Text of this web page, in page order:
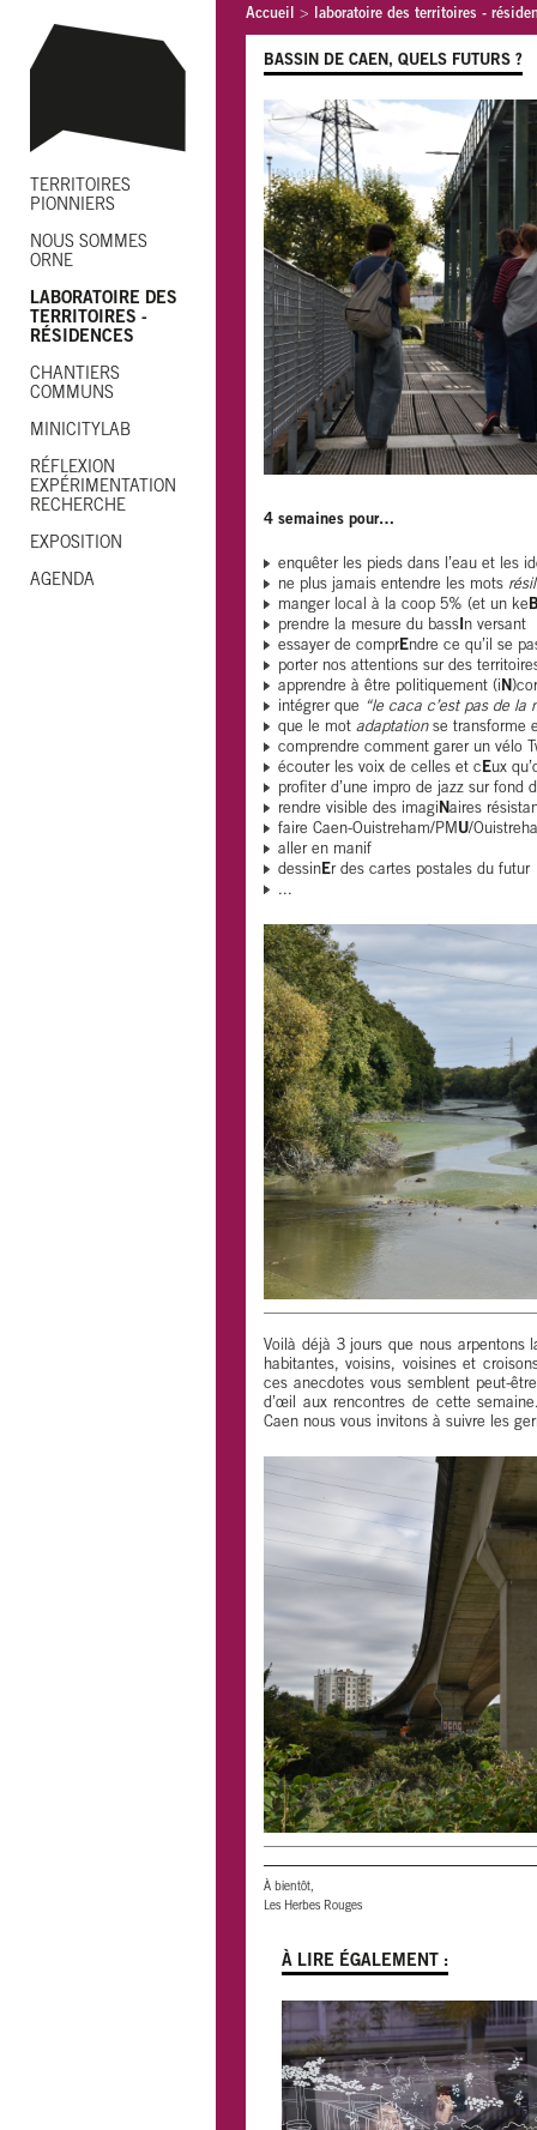
TERRITOIRES
PIONNIERS
NOUS SOMMES
ORNE
LABORATOIRE DES
TERRITOIRES -
RÉSIDENCES
CHANTIERS
COMMUNS
MINICITYLAB
RÉFLEXION
EXPÉRIMENTATION
RECHERCHE
EXPOSITION
AGENDA
Accueil > laboratoire des territoires -
BASSIN DE CAEN, QUELS FUTURS ?
4 semaines pour…
enquêter les pieds dans l’eau et les
ne plus jamais entendre les mots
manger local à la coop 5% (et un ke
prendre la mesure du bassIn versant
essayer de comprEndre ce qu’il se
porter nos attentions sur des
apprendre à être politiquement (iN
intégrer que “le caca c’est pas de la
que le mot adaptationse transforme
comprendre comment garer un vélo
écouter les voix de celles et cEux
profiter d’une impro de jazz sur fond
rendre visible des imagiNaires
faire Caen-Ouistreham/PMU/
aller en manif
dessinEr des cartes postales du futur
...
Voilà déjà 3 jours que nous arpentons
habitantes, voisins, voisines et
ces anecdotes vous semblent peut-
d’œil aux rencontres de cette
Caen nous vous invitons à suivre les
À bientôt,
Les Herbes Rouges
À LIRE ÉGALEMENT :